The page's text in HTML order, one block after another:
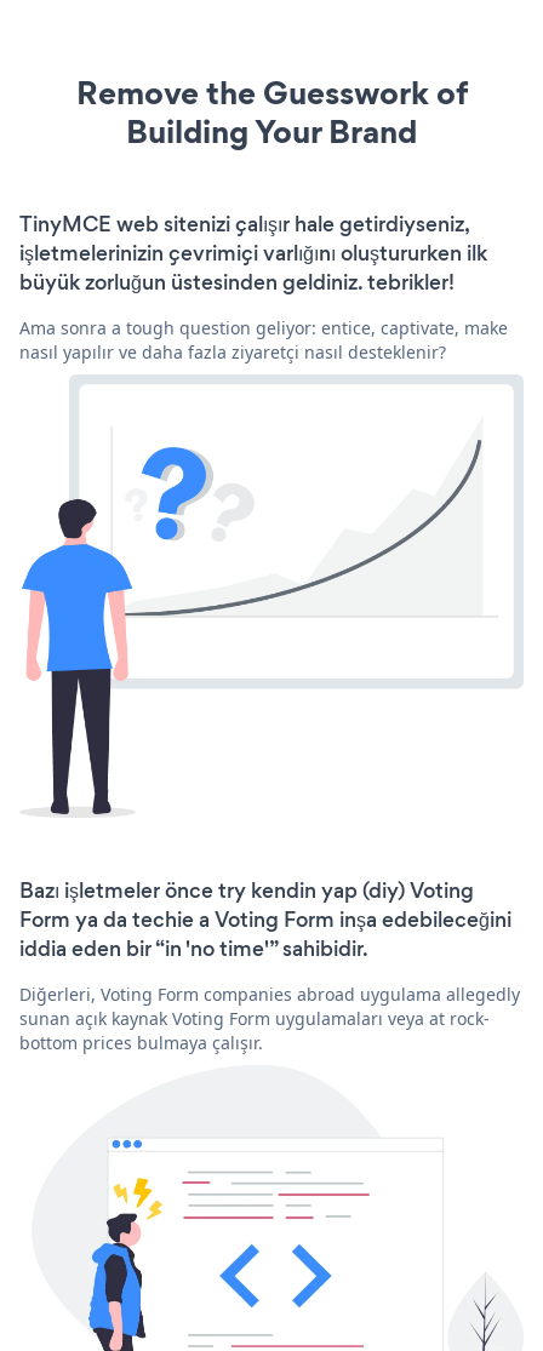
Remove the Guesswork of
Building Your Brand
TinyMCE web sitenizi çalışır hale getirdiyseniz,
işletmelerinizin çevrimiçi varlığını oluştururken ilk
büyük zorluğun üstesinden geldiniz. tebrikler!
Ama sonra a tough question geliyor: entice, captivate, make
nasıl yapılır ve daha fazla ziyaretçi nasıl desteklenir?
Bazı işletmeler önce try kendin yap (diy) Voting
Form ya da techie a Voting Form inşa edebileceğini
iddia eden bir “in 'no time'” sahibidir.
Diğerleri, Voting Form companies abroad uygulama allegedly
sunan açık kaynak Voting Form uygulamaları veya at rock-
bottom prices bulmaya çalışır.